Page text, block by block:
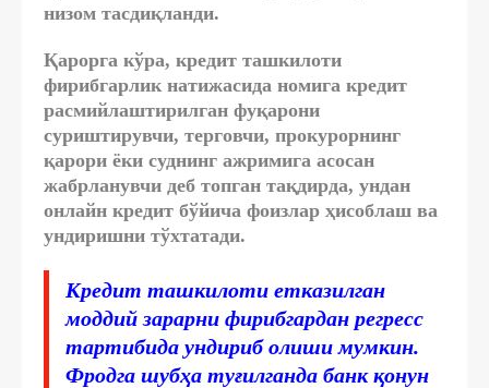
низом тасдиқланди.
Қарорга кўра, кредит ташкилоти
фирибгарлик натижасида номига кредит
расмийлаштирилган фуқарони
суриштирувчи, терговчи, прокурорнинг
қарори ёки суднинг ажримига асосан
жабрланувчи деб топган тақдирда, ундан
онлайн кредит бўйича фоизлар ҳисоблаш ва
ундиришни тўхтатади.
Кредит ташкилоти етказилган
моддий зарарни фирибгардан регресс
тартибида ундириб олиши мумкин.
Фродга шубҳа туғилганда банк қонун